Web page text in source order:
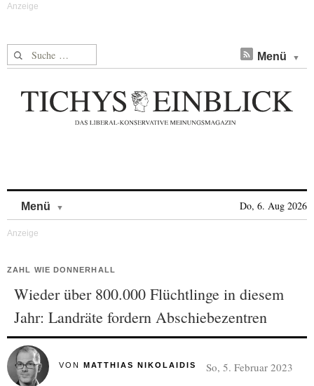
Suche nach: Menü
Menü Do, 6. Aug 2026
ZAHL WIE DONNERHALL
Wieder über 800.000 Flüchtlinge in diesem
Jahr: Landräte fordern Abschiebezentren
VON MATTHIAS NIKOLAIDIS So, 5. Februar 2023